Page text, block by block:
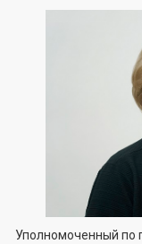
Уполномоченный по